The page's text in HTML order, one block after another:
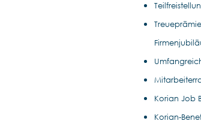
Korian Job
Korian-